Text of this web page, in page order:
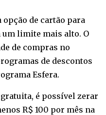
opção de cartão para
um limite mais alto. O
de compras no
de descontos
Esfera.
é possível zerar
R$ 100 por mês na